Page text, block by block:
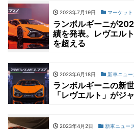
2023年7月19日 マーケット
ランボルギーニが
績を発表。レヴエル
を超える
2023年6月18日 新車ニュー
ランボルギーニの新
「レヴエルト」がジ
2023年4月2日 新車ニュース